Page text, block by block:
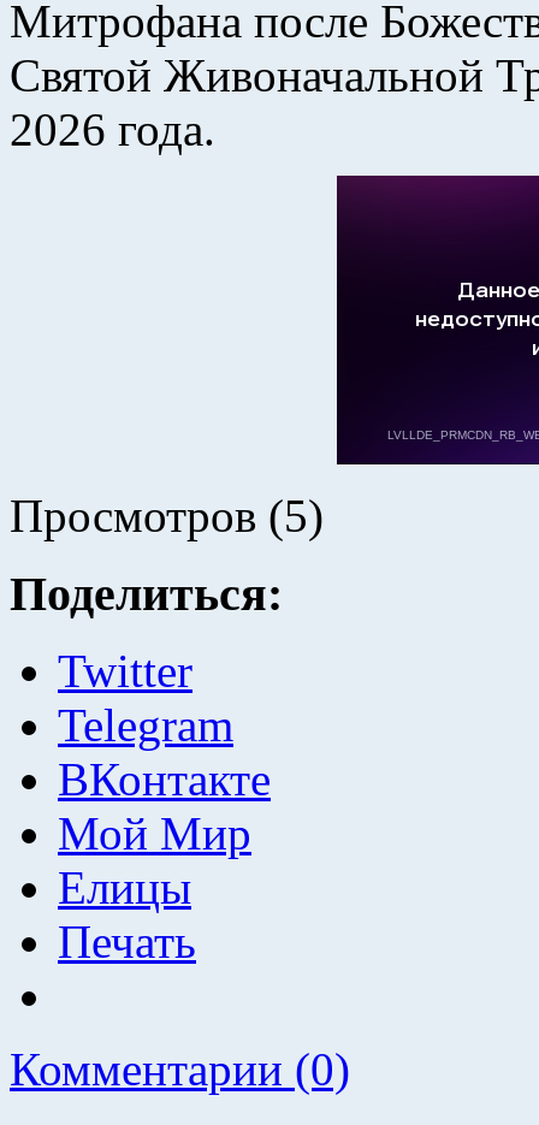
Митрофана после
Святой Живоначальной
2026 года.
Просмотров (5)
Поделиться:
Twitter
Telegram
ВКонтакте
Мой Мир
Елицы
Печать
Комментарии (0)